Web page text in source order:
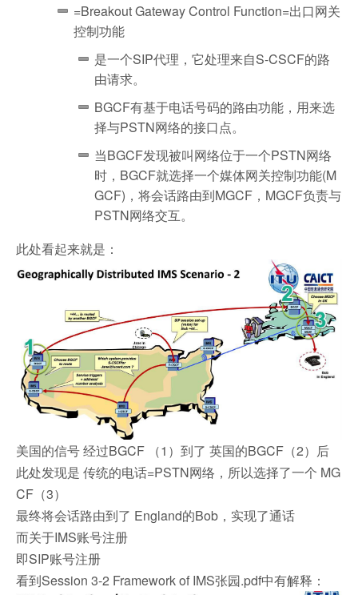
=Breakout Gateway Control Function=出口网关
控制功能
是一个SIP代理，它处理来自S-CSCF的路
由请求。
BGCF有基于电话号码的路由功能，用来选
择与PSTN网络的接口点。
当BGCF发现被叫网络位于一个PSTN网络
时，BGCF就选择一个媒体网关控制功能(M
GCF)，将会话路由到MGCF，MGCF负责与
PSTN网络交互。
此处看起来就是：
美国的信号 经过BGCF （1）到了 英国的BGCF（2）后
此处发现是 传统的电话=PSTN网络，所以选择了一个 MG
CF（3）
最终将会话路由到了 England的Bob， 实现了通话
而关于IMS账号注册
即SIP账号注册
看到Session 3-2 Framework of IMS张园.pdf中有解释：